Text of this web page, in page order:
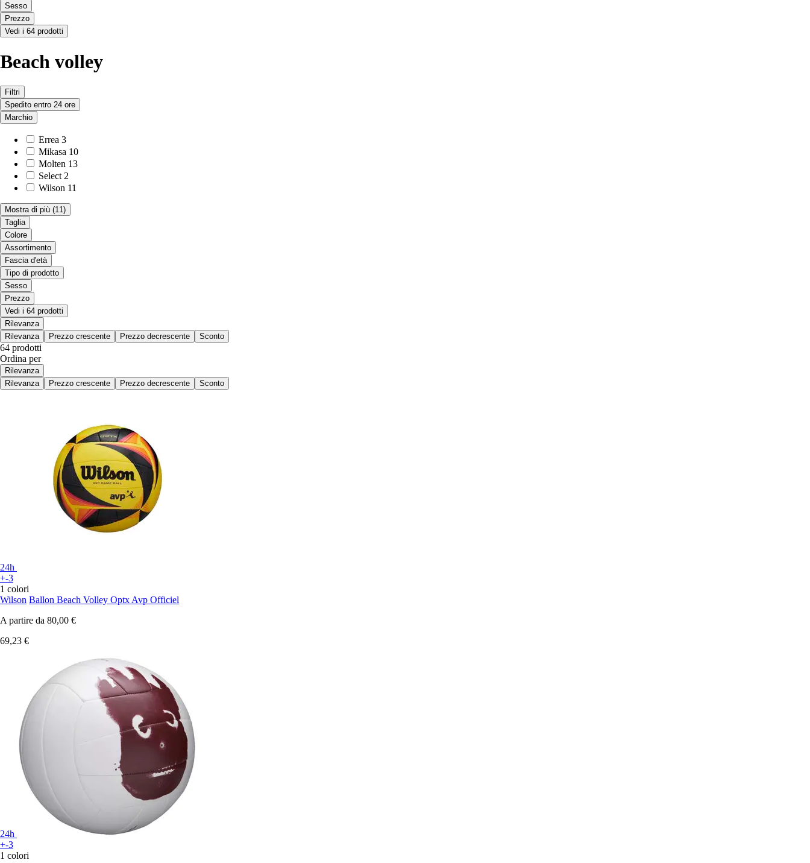
Sesso
Prezzo
Vedi i 64 prodotti
Beach volley
Filtri
Spedito entro 24 ore
Marchio
Errea 3
Mikasa 10
Molten 13
Select 2
Wilson 11
Mostra di più (11)
Taglia
Colore
Assortimento
Fascia d'età
Tipo di prodotto
Sesso
Prezzo
Vedi i 64 prodotti
Rilevanza
Rilevanza
Prezzo crescente Prezzo decrescente Sconto
64 prodotti
Ordina per
Rilevanza
Rilevanza
Prezzo crescente Prezzo decrescente Sconto
24h
+-3
1 colori
Wilson Ballon Beach Volley Optx Avp Officiel
A partire da 80,00 €
69,23 €
24h
+-3
1 colori